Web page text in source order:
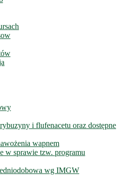
i flufenacetu oraz dostępne
wapnem
w sprawie tzw. programu
wg IMGW